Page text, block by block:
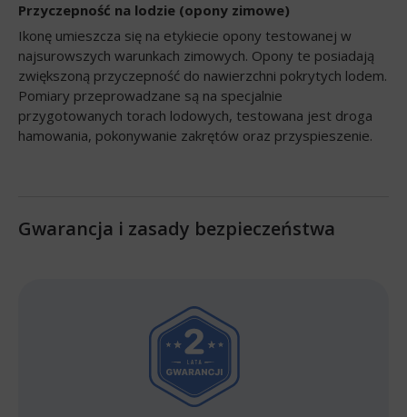
Przyczepność na lodzie (opony zimowe)
Ikonę umieszcza się na etykiecie opony testowanej w
najsurowszych warunkach zimowych. Opony te posiadają
zwiększoną przyczepność do nawierzchni pokrytych lodem.
Pomiary przeprowadzane są na specjalnie
przygotowanych torach lodowych, testowana jest droga
hamowania, pokonywanie zakrętów oraz przyspieszenie.
Gwarancja i zasady bezpieczeństwa